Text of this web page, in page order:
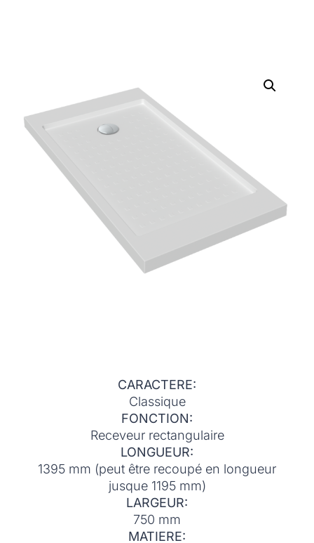
CARACTERE:
Classique
FONCTION:
Receveur rectangulaire
LONGUEUR:
1395 mm (peut être recoupé en longueur
jusque 1195 mm)
LARGEUR:
750 mm
MATIERE: